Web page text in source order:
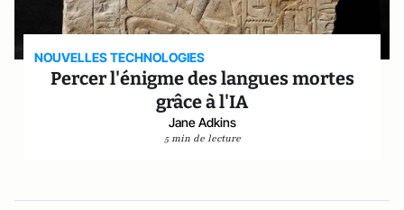
NOUVELLES TECHNOLOGIES
Percer l'énigme des langues mortes
grâce à l'IA
Jane Adkins
5 min de lecture